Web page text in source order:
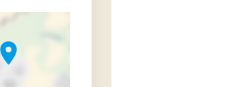
location_on